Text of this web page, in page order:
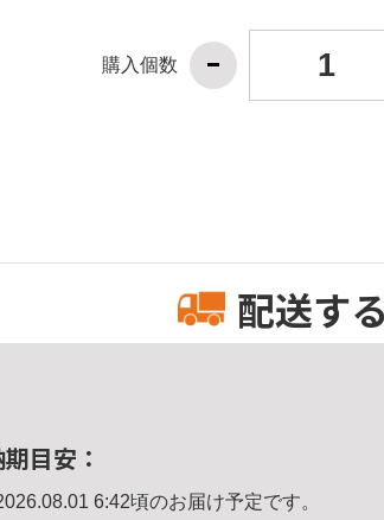
購入個数
配送する
目安：
6:42頃のお届け予定です。